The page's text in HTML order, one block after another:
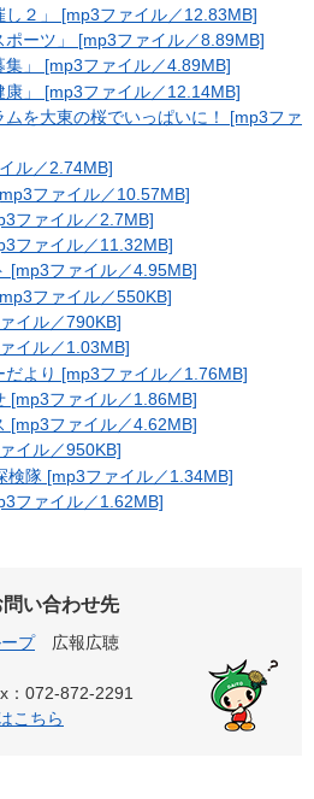
し２」 [mp3ファイル／12.83MB]
ポーツ」 [mp3ファイル／8.89MB]
集」 [mp3ファイル／4.89MB]
康」 [mp3ファイル／12.14MB]
を大東の桜でいっぱいに！ [mp3ファ
ル／2.74MB]
ファイル／10.57MB]
ファイル／2.7MB]
ファイル／11.32MB]
[mp3ファイル／4.95MB]
ファイル／550KB]
イル／790KB]
イル／1.03MB]
だより [mp3ファイル／1.76MB]
[mp3ファイル／1.86MB]
[mp3ファイル／4.62MB]
イル／950KB]
検隊 [mp3ファイル／1.34MB]
ファイル／1.62MB]
い合わせ先
プ
広報広聴
：072-872-2291
こちら